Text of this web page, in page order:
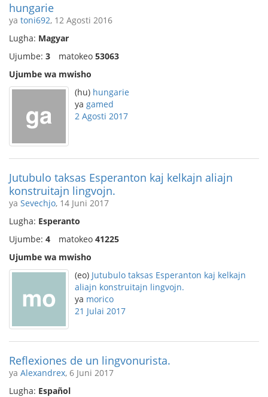
hungarie
ya toni692, 12 Agosti 2016
Lugha: Magyar
Ujumbe: 3 matokeo 53063
Ujumbe wa mwisho
(hu) hungarie
ya gamed
2 Agosti 2017
Jutubulo taksas Esperanton kaj kelkajn aliajn
konstruitajn lingvojn.
ya Sevechjo, 14 Juni 2017
Lugha: Esperanto
Ujumbe: 4 matokeo 41225
Ujumbe wa mwisho
(eo) Jutubulo taksas Esperanton kaj kelkajn
aliajn konstruitajn lingvojn.
ya morico
21 Julai 2017
Reflexiones de un lingvonurista.
ya Alexandrex, 6 Juni 2017
Lugha: Español